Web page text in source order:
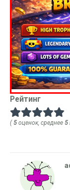
Рейтинг
(5 оценок, среднее 5